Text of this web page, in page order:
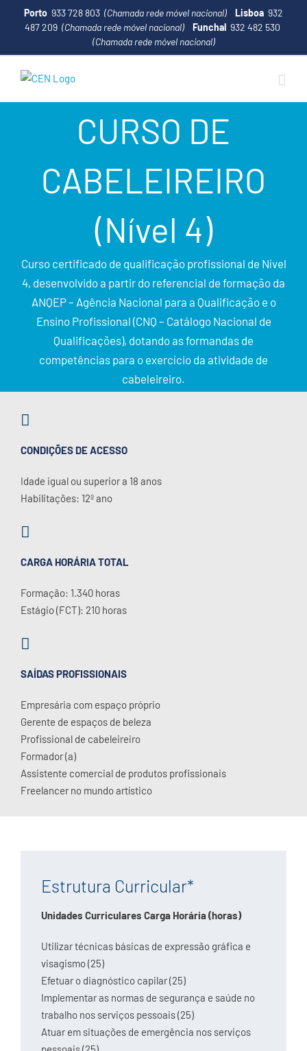
Porto 933 728 803 (Chamada rede móvel nacional) Lisboa 932
487 209 (Chamada rede móvel nacional) Funchal 932 482 530
(Chamada rede móvel nacional)
CURSO DE
CABELEIREIRO
(Nível 4)
Curso certificado de qualificação profissional de Nível
4, desenvolvido a partir do referencial de formação da
ANQEP – Agência Nacional para a Qualificação e o
Ensino Profissional (CNQ – Catálogo Nacional de
Qualificações), dotando as formandas de
competências para o exercício da atividade de
cabeleireiro.
CONDIÇÕES DE ACESSO
Idade igual ou superior a 18 anos
Habilitações: 12º ano
CARGA HORÁRIA TOTAL
Formação: 1.340 horas
Estágio (FCT): 210 horas
SAÍDAS PROFISSIONAIS
Empresária com espaço próprio
Gerente de espaços de beleza
Profissional de cabeleireiro
Formador (a)
Assistente comercial de produtos profissionais
Freelancer no mundo artístico
Estrutura Curricular*
Unidades Curriculares Carga Horária (horas)
Utilizar técnicas básicas de expressão gráfica e
visagismo (25)
Efetuar o diagnóstico capilar (25)
Implementar as normas de segurança e saúde no
trabalho nos serviços pessoais (25)
Atuar em situações de emergência nos serviços